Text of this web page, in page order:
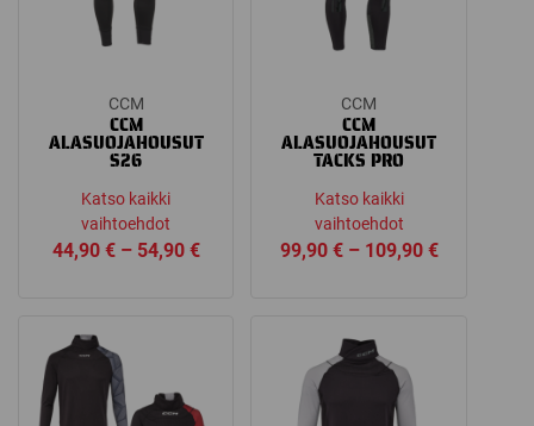
CCM
CCM
ALASUOJAHOUSUT
S26
Katso kaikki
vaihtoehdot
44,90 € – 54,90 €Price
CCM
CCM
ALASUOJAHOUSUT
TACKS PRO
Katso kaikki
vaihtoehdot
99,90 € – 109,90 €Price